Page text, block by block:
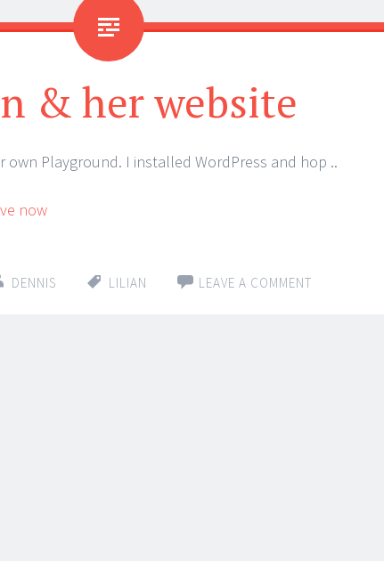
& her website
own Playground. I installed WordPress and hop ..
now
DENNIS LILIAN LEAVE A COMMENT